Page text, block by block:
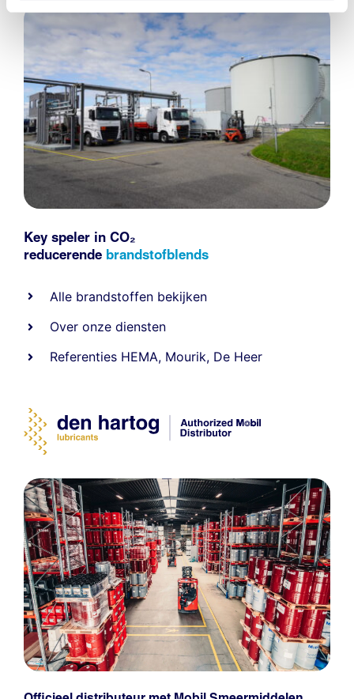
Key speler in CO₂
reducerende brandstofblends
Alle brandstoffen bekijken
Over onze diensten
Referenties HEMA, Mourik, De Heer